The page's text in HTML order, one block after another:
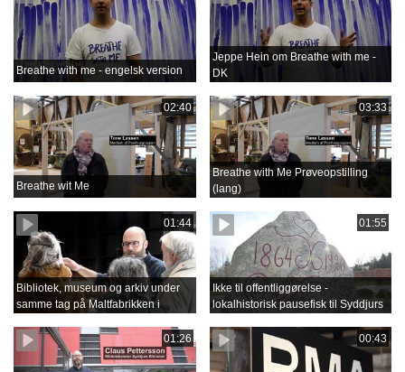
Breathe with me - engelsk version
Jeppe Hein om Breathe with me -
DK
02:40
Breathe wit Me
03:33
Breathe with Me Prøveopstilling
(lang)
01:44
Bibliotek, museum og arkiv under
samme tag på Maltfabrikken i
01:55
Ikke til offentliggørelse -
lokalhistorisk pausefisk til Syddjurs
01:26
00:43